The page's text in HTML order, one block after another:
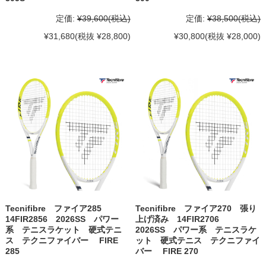
定価: ¥39,600(税込)
¥31,680(税抜 ¥28,800)
定価: ¥38,500(税込)
¥30,800(税抜 ¥28,000)
Tecnifibre ファイア285
14FIR2856 2026SS パワー
系 テニスラケット 硬式テニ
ス テクニファイバー FIRE
285
Tecnifibre ファイア270 張り
上げ済み 14FIR2706
2026SS パワー系 テニスラケ
ット 硬式テニス テクニファイ
バー FIRE 270